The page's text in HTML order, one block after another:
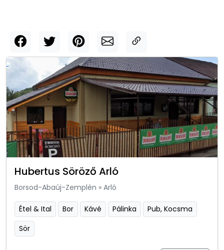
Hubertus Söröző Arló
Borsod-Abaúj-Zemplén » Arló
Étel & Ital Bor Kávé Pálinka
Pub, Kocsma
Sör